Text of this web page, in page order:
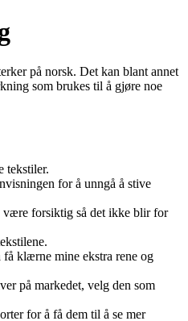
på norsk. Det kan blant annet
som brukes til å gjøre noe
tekstiler.
for å unngå å stive
forsiktig så det ikke blir for
klærne mine ekstra rene og
på markedet, velg den som
for å få dem til å se mer